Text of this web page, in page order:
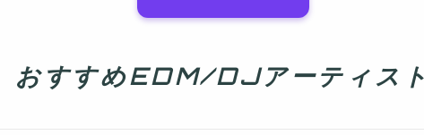
おすすめEDM/DJアーティスト